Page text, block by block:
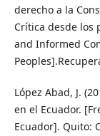
derecho a la
Crítica desde los
and Informed
López Abad, J.
en el Ecuador.
Ecuador]. Quito: